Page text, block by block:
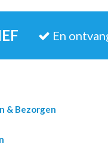
En
& Bezorgen